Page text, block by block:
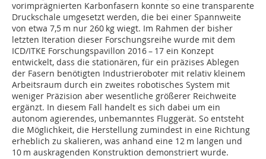
vorimprägnierten Karbonfasern konnte so eine transparente
Druckschale umgesetzt werden, die bei einer Spannweite
von etwa 7,5 m nur 260 kg wiegt. Im Rahmen der bisher
letzten Iteration dieser Forschungsreihe wurde mit dem
ICD/ITKE Forschungspavillon 2016 – 17 ein Konzept
entwickelt, dass die stationären, für ein präzises Ablegen
der Fasern benötigten Industrieroboter mit relativ kleinem
Arbeitsraum durch ein zweites robotisches System mit
weniger Präzision aber wesentliche größerer Reichweite
ergänzt. In diesem Fall handelt es sich dabei um ein
autonom agierendes, unbemanntes Fluggerät. So entsteht
die Möglichkeit, die Herstellung zumindest in eine Richtung
erheblich zu skalieren, was anhand eine 12 m langen und
10 m auskragenden Konstruktion demonstriert wurde.